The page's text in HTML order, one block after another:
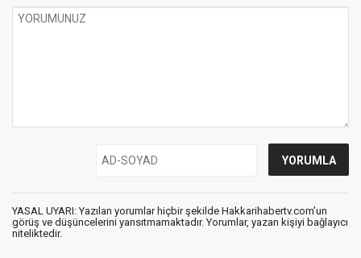
YASAL UYARI: Yazılan yorumlar hiçbir şekilde Hakkarihabertv.com’un
görüş ve düşüncelerini yansıtmamaktadır. Yorumlar, yazan kişiyi bağlayıcı
niteliktedir.